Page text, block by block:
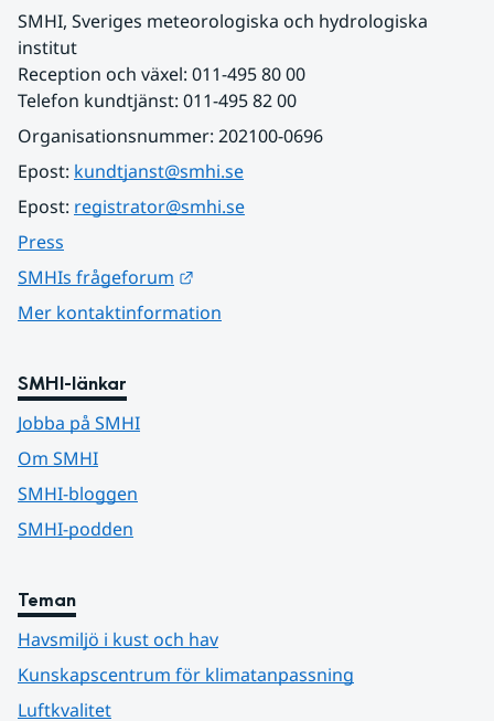
SMHI, Sveriges meteorologiska och hydrologiska
institut
Reception och växel: 011-495 80 00
Telefon kundtjänst: 011-495 82 00
Organisationsnummer: 202100-0696
Epost: kundtjanst@smhi.se
Epost: registrator@smhi.se
Press
SMHIs frågeforum
Mer kontaktinformation
SMHI-länkar
Jobba på SMHI
Om SMHI
SMHI-bloggen
SMHI-podden
Teman
Havsmiljö i kust och hav
Kunskapscentrum för klimatanpassning
Luftkvalitet